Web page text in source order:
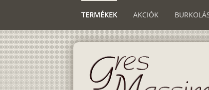
TERMÉKEK AKCIÓK